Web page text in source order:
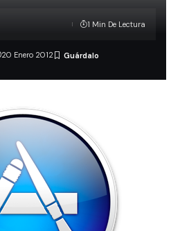
20 Enero 2012
1 Min De Lectura